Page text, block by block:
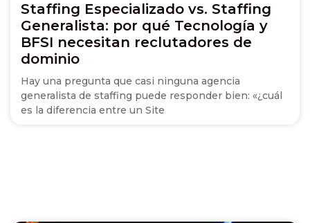
Staffing Especializado vs. Staffing
Generalista: por qué Tecnología y
BFSI necesitan reclutadores de
dominio
Hay una pregunta que casi ninguna agencia
generalista de staffing puede responder bien: «¿cuál
es la diferencia entre un Site